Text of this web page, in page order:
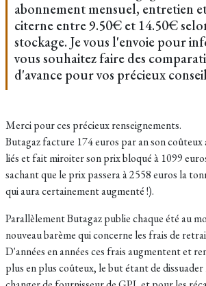
abonnement mensuel, entretien
citerne entre 9.50€ et 14.50€
stockage. Je vous l'envoie pour
vous souhaitez faire des
d'avance pour vos précieux
Merci pour ces précieux renseignements.
Butagaz facture 174 euros par an son
liés et fait miroiter son prix bloqué à 1099
sachant que le prix passera à 2558 euros la
qui aura certainement augmenté !).
Parallèlement Butagaz publie chaque été au
nouveau barème qui concerne les frais de
D'années en années ces frais augmentent et
plus en plus coûteux, le but étant de